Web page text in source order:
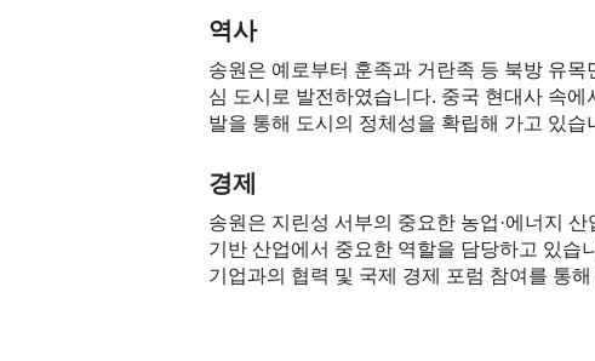
역사
송원은 예로부터 훈족과 거란족 등 북방 유
심 도시로 발전하였습니다. 중국 현대사 속
발을 통해 도시의 정체성을 확립해 가고 있습
경제
송원은 지린성 서부의 중요한 농업·에너지
기반 산업에서 중요한 역할을 담당하고 있습
기업과의 협력 및 국제 경제 포럼 참여를 통